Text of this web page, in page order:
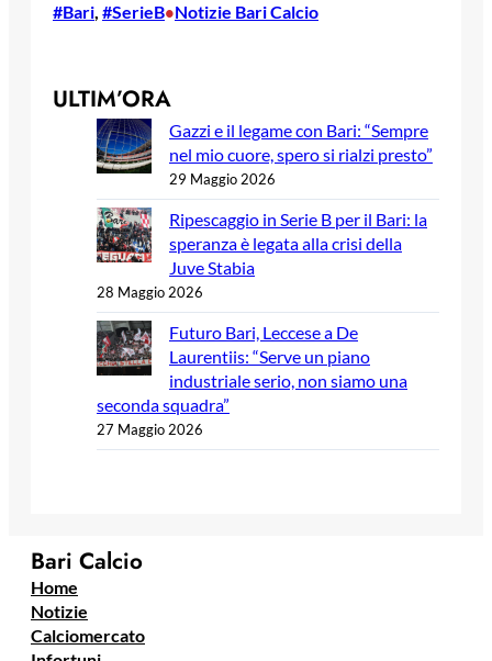
#Bari, #SerieB•Notizie Bari Calcio
ULTIM’ORA
Gazzi e il legame con Bari: “Sempre
nel mio cuore, spero si rialzi presto”
29 Maggio 2026
Ripescaggio in Serie B per il Bari: la
speranza è legata alla crisi della
Juve Stabia
28 Maggio 2026
Futuro Bari, Leccese a De
Laurentiis: “Serve un piano
industriale serio, non siamo una
seconda squadra”
27 Maggio 2026
Bari Calcio
Home
Notizie
Calciomercato